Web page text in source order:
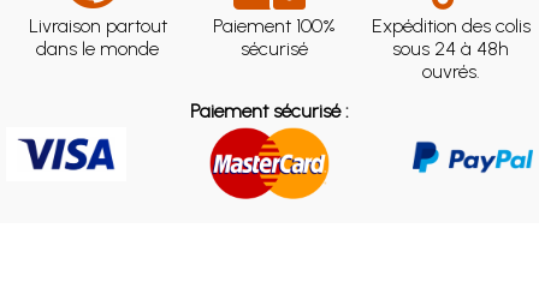
Livraison partout
dans le monde
Paiement 100%
sécurisé
Expédition des colis
sous 24 à 48h
ouvrés.
Paiement sécurisé :